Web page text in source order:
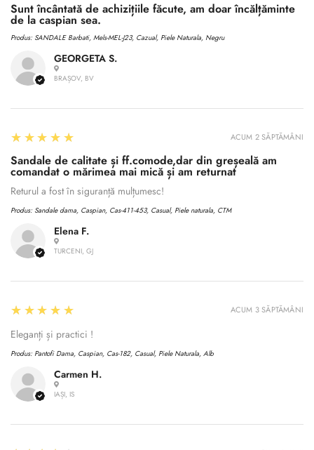
GEORGETA S.
BRAȘOV, BV
Sunt încântată de achizițiile făcute, am doar încălțăminte
de la caspian sea.
Produs: SANDALE Barbati, Mels-MEL-J23, Cazual, Piele Naturala, Negru
Elena F.
TURCENI, GJ
5
★★★★★
Sandale de calitate și ff.comode,dar din greșeală am
comandat o mărimea mai mică și am returnat
Returul a fost în siguranță mulțumesc!
Produs: Sandale dama, Caspian, Cas-411-453, Casual, Piele naturala, CTM
ACUM 2 SĂPTĂMÂNI
Carmen H.
IAȘI, IS
5
★★★★★
Eleganți și practici !
Produs: Pantofi Dama, Caspian, Cas-182, Casual, Piele Naturala, Alb
ACUM 3 SĂPTĂMÂNI